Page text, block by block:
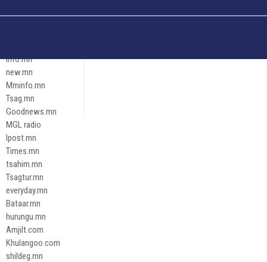
Эрх зүй
info.mn
new.mn
Mminfo.mn
Tsag.mn
Goodnews.mn
MGL radio
Ipost.mn
Times.mn
tsahim.mn
Tsagtur.mn
everyday.mn
Bataar.mn
hurungu.mn
Amjilt.com
Khulangoo.com
shildeg.mn